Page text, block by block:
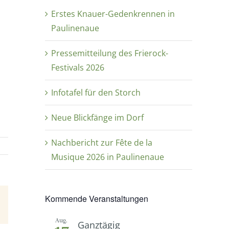
Erstes Knauer-Gedenkrennen in
Paulinenaue
Pressemitteilung des Frierock-
Festivals 2026
Infotafel für den Storch
Neue Blickfänge im Dorf
Nachbericht zur Fête de la
Musique 2026 in Paulinenaue
Kommende Veranstaltungen
Aug. Ganztägig